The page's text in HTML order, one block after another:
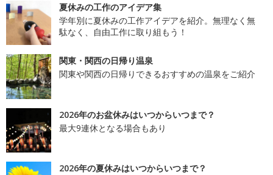
夏休みの工作のアイデア集
学年別に夏休みの工作アイデアを紹介。無理なく無
駄なく、自由工作に取り組もう！
関東・関西の日帰り温泉
関東や関西の日帰りできるおすすめの温泉をご紹介
2026年のお盆休みはいつからいつまで？
最大9連休となる場合もあり
2026年の夏休みはいつからいつまで？